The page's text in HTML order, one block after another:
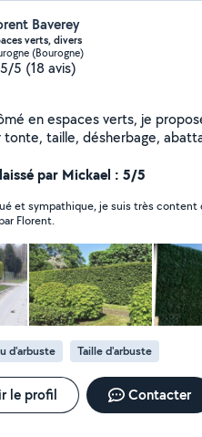
Baverey
verts, divers
(Bourogne)
5/5 (18 avis)
tonte, taille, désherbage,
coupe fil électrique,
taille haies thermique, et
qu'un véhicule utilitaire pour
de déchets verts pour
d'honneur à laisser un
par Mickael : 5/5
et sympathique, je suis très content
Florent.
d'arbuste Taille d'arbuste
le profil Contacter